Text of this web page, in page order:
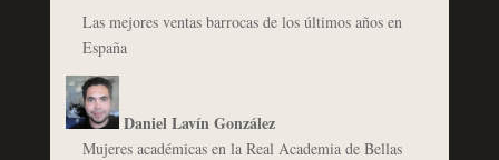
Las mejores ventas barrocas de los últimos años en
España
Daniel Lavín González
Mujeres académicas en la Real Academia de Bellas